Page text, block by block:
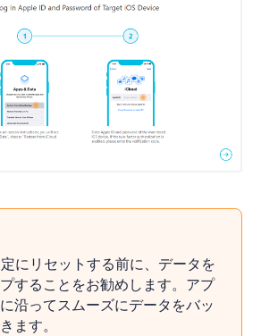
にリセットする前に、データを
することをお勧めします。アプ
沿ってスムーズにデータをバッ
ます。